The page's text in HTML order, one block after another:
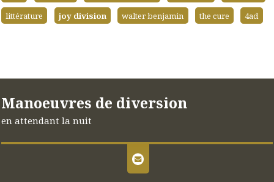
littérature
joy division walter benjamin the cure 4ad
Manoeuvres de diversion
en attendant la nuit